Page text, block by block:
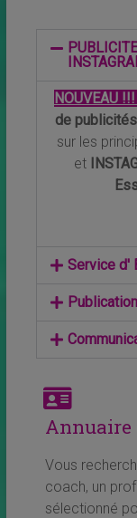
NOUVEAU !!!
de publicités
sur les
et
Service d'
Annuaire
Vous
coach, un
sélectionné